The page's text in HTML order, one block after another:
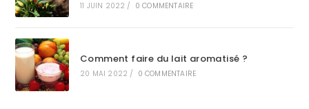
11 JUIN 2022 / 0 COMMENTAIRE
Comment faire du lait aromatisé ?
20 MAI 2022 / 0 COMMENTAIRE